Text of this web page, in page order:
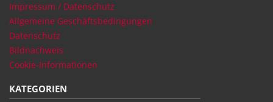
Impressum / Datenschutz
Allgemeine Geschäftsbedingungen
Datenschutz
Bildnachweis
Cookie-Informationen
KATEGORIEN